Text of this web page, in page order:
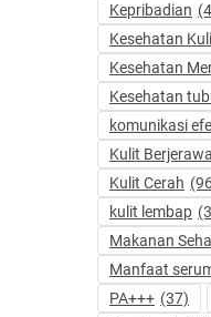
Kepribadian
Kesehatan
Kesehatan
Kesehatan
komunikasi
Kulit
Kulit Cerah
kulit lembap
Makanan
Manfaat
PA+++ (37)